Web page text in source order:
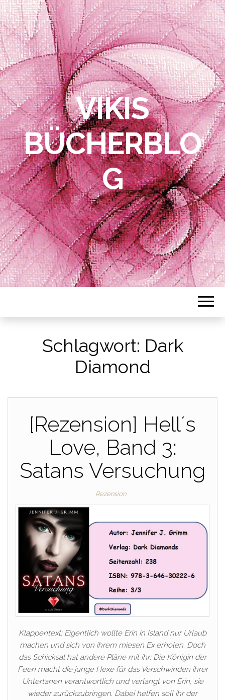
VIKIS
BÜCHERBLO
G
Schlagwort: Dark
Diamond
[Rezension] Hell´s
Love, Band 3:
Satans Versuchung
Rezension
Klappentext: Eigentlich wollte Erin in Island nur Urlaub
machen und sich von ihrem miesen Ex erholen. Doch
das Schicksal hat andere Pläne mit ihr: Die Königin der
Feen macht die junge Hexe für das Verschwinden ihrer
Untertanen verantwortlich und verlangt von Erin, sie
wieder zurückzubringen. Dabei helfen soll ihr der